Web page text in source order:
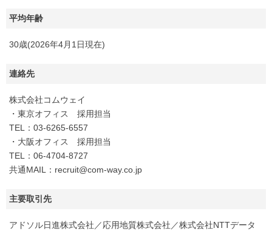
平均年齢
30歳(2026年4月1日現在)
連絡先
株式会社コムウェイ
・東京オフィス 採用担当
TEL：03-6265-6557
・大阪オフィス 採用担当
TEL：06-4704-8727
共通MAIL：recruit@com-way.co.jp
主要取引先
アドソル日進株式会社／応用地質株式会社／株式会社NTTデータ